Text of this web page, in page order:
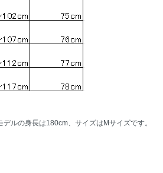
ルの身長は180cm、サイズはMサイズです。